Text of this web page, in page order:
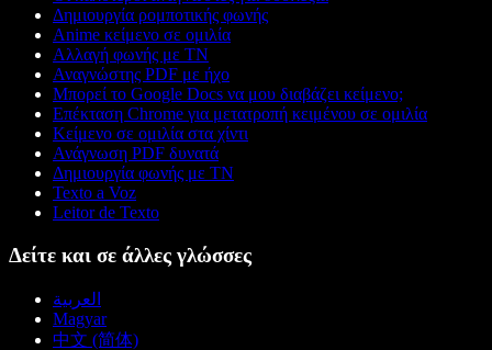
Δημιουργία ρομποτικής φωνής
Anime κείμενο σε ομιλία
Αλλαγή φωνής με ΤΝ
Αναγνώστης PDF με ήχο
Μπορεί το Google Docs να μου διαβάζει κείμενο;
Επέκταση Chrome για μετατροπή κειμένου σε ομιλία
Κείμενο σε ομιλία στα χίντι
Ανάγνωση PDF δυνατά
Δημιουργία φωνής με ΤΝ
Texto a Voz
Leitor de Texto
Δείτε και σε άλλες γλώσσες
العربية
Magyar
中文 (简体)